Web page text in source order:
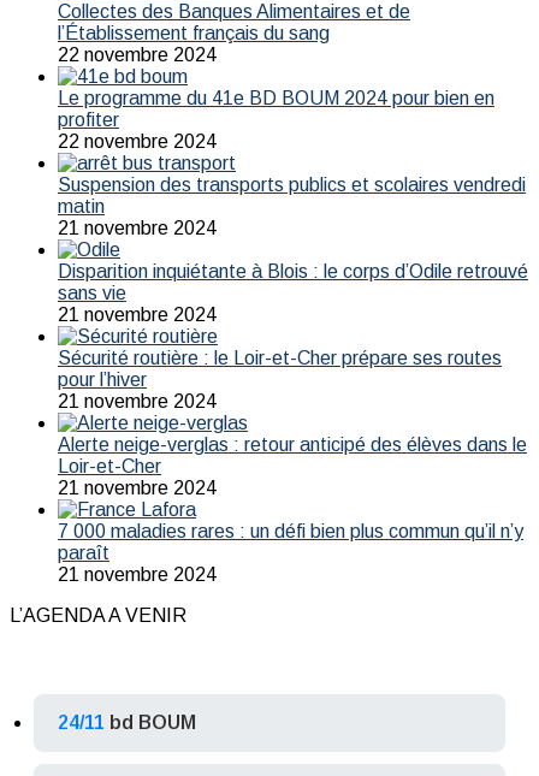
Collectes des Banques Alimentaires et de
l’Établissement français du sang
22 novembre 2024
Le programme du 41e BD BOUM 2024 pour bien en
profiter
22 novembre 2024
Suspension des transports publics et scolaires vendredi
matin
21 novembre 2024
Disparition inquiétante à Blois : le corps d’Odile retrouvé
sans vie
21 novembre 2024
Sécurité routière : le Loir-et-Cher prépare ses routes
pour l’hiver
21 novembre 2024
Alerte neige-verglas : retour anticipé des élèves dans le
Loir-et-Cher
21 novembre 2024
7 000 maladies rares : un défi bien plus commun qu’il n’y
paraît
21 novembre 2024
L’AGENDA A VENIR
24/11 bd BOUM